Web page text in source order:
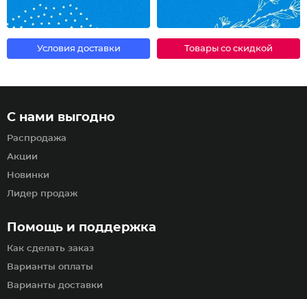
Условия доставки Товары со скидкой
Помощь и поддержка
Как сделать заказ
Варианты оплаты
Варианты доставки
С нами выгодно
Распродажа
Акции
Новинки
Лидер продаж